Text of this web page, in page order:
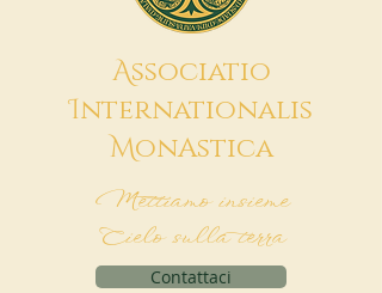
Associatio
Internationalis
MonAstica
Mettiamo insieme
Cielo sulla terra
Contattaci